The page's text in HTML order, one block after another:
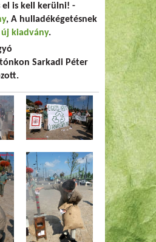
is kell kerülni! -
, A hulladékégetésnek
új kiadvány.
Sarkadi Péter